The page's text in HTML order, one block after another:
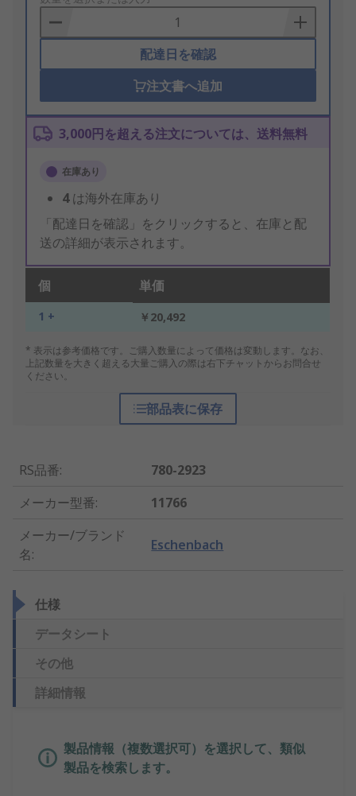
Basket
配達日を確認
注文書へ追加
3,000円を超える注文については、送料無料
在庫あり
4は海外在庫あり
「配達日を確認」をクリックすると、在庫と配
送の詳細が表示されます。
個 単価
1 + ￥20,492
* 表示は参考価格です。ご購入数量によって価格は変動します。なお、
上記数量を大きく超える大量ご購入の際は右下チャットからお問合せ
ください。
部品表に保存
RS品番:
780-2923
メーカー型番:
11766
メーカー/ブランド
名:
Eschenbach
仕様
データシート
その他
詳細情報
製品情報（複数選択可）を選択して、類似
製品を検索します。